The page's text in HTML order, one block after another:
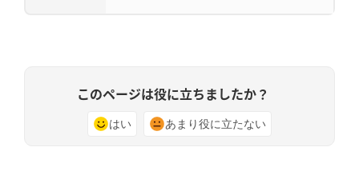
このページは役に立ちましたか？
はい あまり役に立たない